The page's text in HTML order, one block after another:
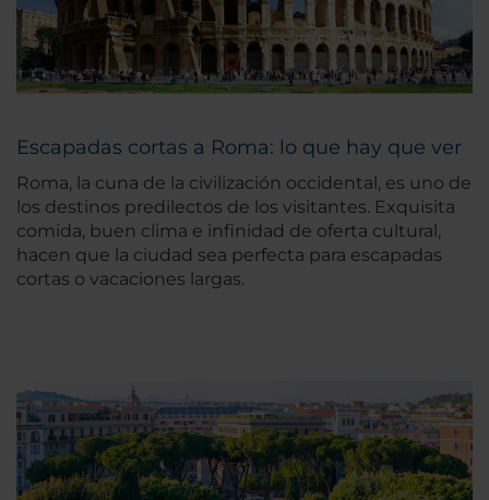
Escapadas cortas a Roma: lo que hay que ver
Roma, la cuna de la civilización occidental, es uno de
los destinos predilectos de los visitantes. Exquisita
comida, buen clima e infinidad de oferta cultural,
hacen que la ciudad sea perfecta para escapadas
cortas o vacaciones largas.